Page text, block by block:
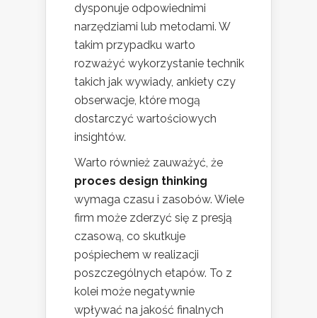
dysponuje odpowiednimi
narzędziami lub metodami. W
takim przypadku warto
rozważyć wykorzystanie technik
takich jak wywiady, ankiety czy
obserwacje, które mogą
dostarczyć wartościowych
insightów.
Warto również zauważyć, że
proces design thinking
wymaga czasu i zasobów. Wiele
firm może zderzyć się z presją
czasową, co skutkuje
pośpiechem w realizacji
poszczególnych etapów. To z
kolei może negatywnie
wpływać na jakość finalnych